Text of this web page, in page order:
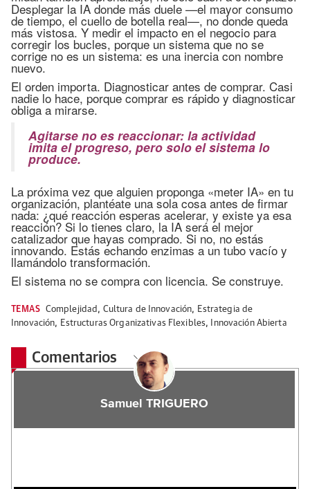
Desplegar la IA donde más duele —el mayor consumo
de tiempo, el cuello de botella real—, no donde queda
más vistosa. Y medir el impacto en el negocio para
corregir los bucles, porque un sistema que no se
corrige no es un sistema: es una inercia con nombre
nuevo.
El orden importa. Diagnosticar antes de comprar. Casi
nadie lo hace, porque comprar es rápido y diagnosticar
obliga a mirarse.
Agitarse no es reaccionar: la actividad
imita el progreso, pero solo el sistema lo
produce.
La próxima vez que alguien proponga «meter IA» en tu
organización, plantéate una sola cosa antes de firmar
nada: ¿qué reacción esperas acelerar, y existe ya esa
reacción? Si lo tienes claro, la IA será el mejor
catalizador que hayas comprado. Si no, no estás
innovando. Estás echando enzimas a un tubo vacío y
llamándolo transformación.
El sistema no se compra con licencia. Se construye.
TEMAS Complejidad , Cultura de Innovación, Estrategia de
Innovación, Estructuras Organizativas Flexibles, Innovación Abierta
Comentarios
Samuel TRIGUERO